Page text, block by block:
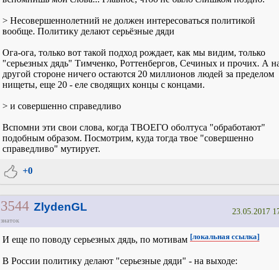
> Несовершеннолетний не должен интересоваться политикой
вообще. Политику делают серьёзные дяди
Ога-ога, только вот такой подход рождает, как мы видим, только
"серьезных дядь" Тимченко, Роттенбергов, Сечиных и прочих. А
другой стороне ничего остаются 20 миллионов людей за пределом
нищеты, еще 20 - еле сводящих концы с концами.
> и совершенно справедливо
Вспомни эти свои слова, когда ТВОЕГО оболтуса "обработают"
подобным образом. Посмотрим, куда тогда твое "совершенно
справедливо" мутирует.
+0
3544 ZlydenGL
знаток
23.05.2017
И еще по поводу серьезных дядь, по мотивам [локальная ссылка]
В России политику делают "серьезные дяди" - на выходе: